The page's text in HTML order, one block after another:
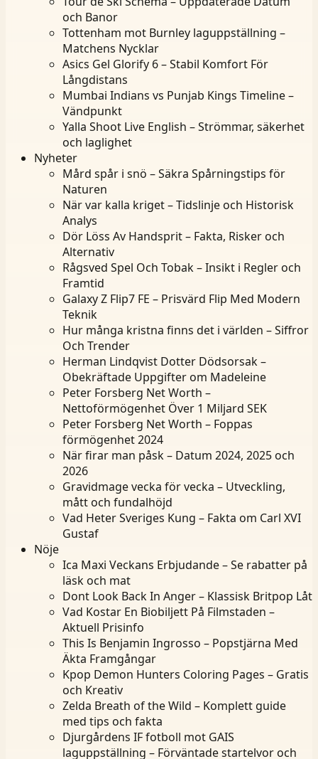
och Banor
Tottenham mot Burnley laguppställning –
Matchens Nycklar
Asics Gel Glorify 6 – Stabil Komfort För
Långdistans
Mumbai Indians vs Punjab Kings Timeline –
Vändpunkt
Yalla Shoot Live English – Strömmar, säkerhet
och laglighet
Nyheter
Mård spår i snö – Säkra Spårningstips för
Naturen
När var kalla kriget – Tidslinje och Historisk
Analys
Dör Löss Av Handsprit – Fakta, Risker och
Alternativ
Rågsved Spel Och Tobak – Insikt i Regler och
Framtid
Galaxy Z Flip7 FE – Prisvärd Flip Med Modern
Teknik
Hur många kristna finns det i världen – Siffror
Och Trender
Herman Lindqvist Dotter Dödsorsak –
Obekräftade Uppgifter om Madeleine
Peter Forsberg Net Worth –
Nettoförmögenhet Över 1 Miljard SEK
Peter Forsberg Net Worth – Foppas
förmögenhet 2024
När firar man påsk – Datum 2024, 2025 och
2026
Gravidmage vecka för vecka – Utveckling,
mått och fundalhöjd
Vad Heter Sveriges Kung – Fakta om Carl XVI
Gustaf
Nöje
Ica Maxi Veckans Erbjudande – Se rabatter på
läsk och mat
Dont Look Back In Anger – Klassisk Britpop Låt
Vad Kostar En Biobiljett På Filmstaden –
Aktuell Prisinfo
This Is Benjamin Ingrosso – Popstjärna Med
Äkta Framgångar
Kpop Demon Hunters Coloring Pages – Gratis
och Kreativ
Zelda Breath of the Wild – Komplett guide
med tips och fakta
Djurgårdens IF fotboll mot GAIS
laguppställning – Förväntade startelvor och